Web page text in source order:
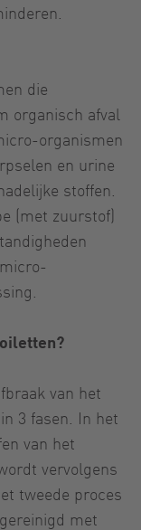
die
organisch afval
organismen
en urine
stoffen.
(met zuurstof)
van het
3 fasen. In het
van het
vervolgens
tweede proces
met